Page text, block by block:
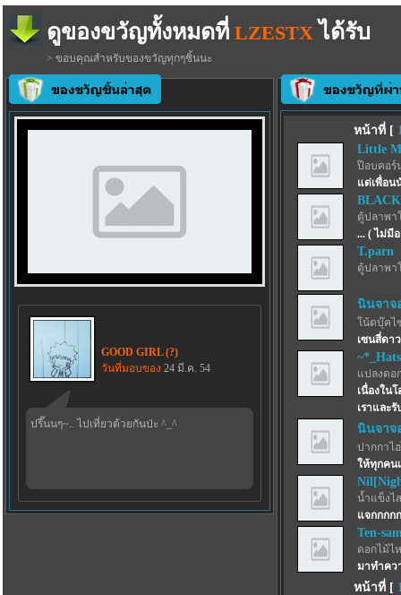
ดูของขวัญทั้งหมดที่ LZESTX ได้รับ
> ขอบคุณสำหรับของขวัญทุกๆชิ้นนะ
GOOD GIRL (?)
วันที่มอบของ 24 มี.ค. 54
ปรึ๊นนๆ~.. ไปเที่ยวด้วยกันป่ะ ^_^
หน้าที่ [
Little
ป๊อบคอร์
แด่เพื่อน
ตู้ปลาพา
... ( ไม่มี
T.parn
ตู้ปลาพา
นินจาจ
โน้ตบุ๊คไ
เซนสี่ดา
แปลงดอ
เนื่องใน
เราและ
นินจาจ
ปากกาไ
ให้ทุกคน
น้ำแข็งไ
แจกกกกก
Ten-
ดอกไม้ไ
มาทำคว
หน้าที่ [